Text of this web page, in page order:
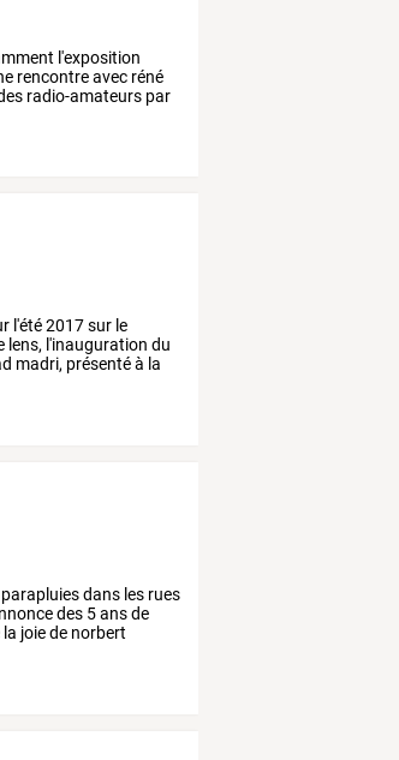
l'exposition
rencontreavec réné
radio-amateurs par
l'été2017sur le
lens, l'inauguration du
madri, présentéà la
parapluiesdans les rues
des 5ansde
la joiede norbert